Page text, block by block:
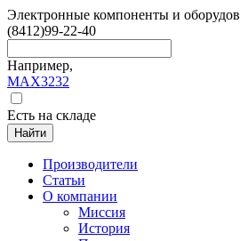
Электронные компоненты и
(8412)99-22-40
Например,
MAX3232
Есть на складе
Найти
Производители
Статьи
О компании
Миссия
История